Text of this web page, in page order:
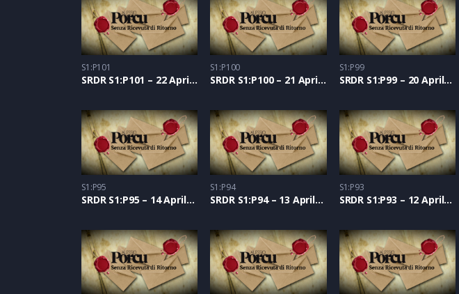
S1:P101
SRDR S1:P101 – 22 Aprile 2021
S1:P100
SRDR S1:P100 – 21 Aprile 2021
S1:P99
SRDR S1:P99 – 20 Aprile 2021
S1:P95
SRDR S1:P95 – 14 Aprile 2021
S1:P94
SRDR S1:P94 – 13 Aprile 2021
S1:P93
SRDR S1:P93 – 12 Aprile 2021